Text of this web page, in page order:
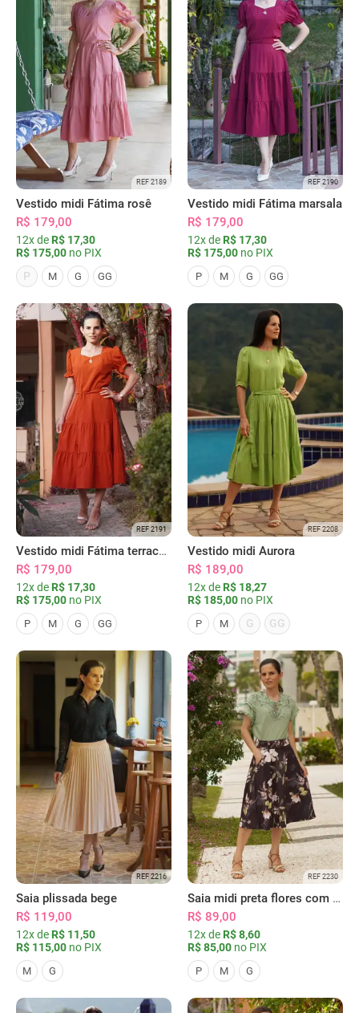
REF 2189
Vestido midi Fátima rosê
R$ 179,00
12x de R$ 17,30
R$ 175,00 no PIX
P
M G GG
REF 2190
Vestido midi Fátima marsala
R$ 179,00
12x de R$ 17,30
R$ 175,00 no PIX
P M G GG
REF 2191
Vestido midi Fátima terracota
R$ 179,00
12x de R$ 17,30
R$ 175,00 no PIX
P M G GG
REF 2208
Vestido midi Aurora
R$ 189,00
12x de R$ 18,27
R$ 185,00 no PIX
P M G GG
REF 2216
Saia plissada bege
R$ 119,00
12x de R$ 11,50
R$ 115,00 no PIX
M G
REF 2230
Saia midi preta flores com bolsos
R$ 89,00
12x de R$ 8,60
R$ 85,00 no PIX
P M G